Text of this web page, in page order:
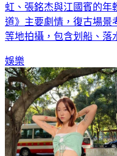
虹、張銘杰與江國賓的年
道》主要劇情，復古場景
等地拍攝，包含划船、落
娛樂